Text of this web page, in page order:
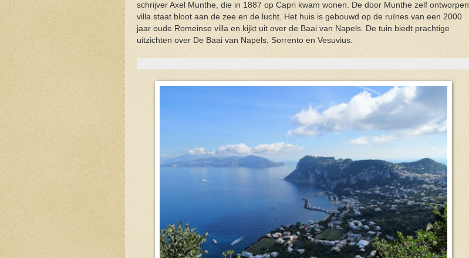
schrijver Axel Munthe, die in 1887 op Capri kwam wonen. De door Munthe zelf ontworpen
villa staat bloot aan de zee en de lucht. Het huis is gebouwd op de ruïnes van een 2000
jaar oude Romeinse villa en kijkt uit over de Baai van Napels. De tuin biedt prachtige
uitzichten over De Baai van Napels, Sorrento en Vesuvius.